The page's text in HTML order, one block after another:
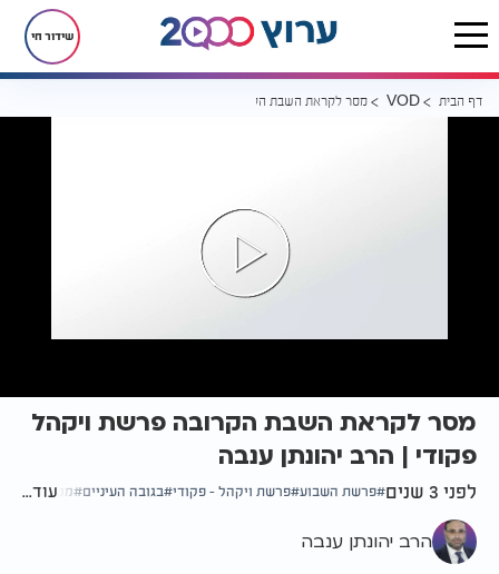
שידור חי
דף הבית VOD מסר לקראת השבת הקרובה פרשת ויקהל פקודי | הרב יהונתן ענבה
מסר לקראת השבת הקרובה פרשת ויקהל
פקודי | הרב יהונתן ענבה
לפני 3 שנים פרשת השבוע פרשת ויקהל - פקודי בגובה העיניים מסר חשוב
עוד...
הרב יהונתן ענבה